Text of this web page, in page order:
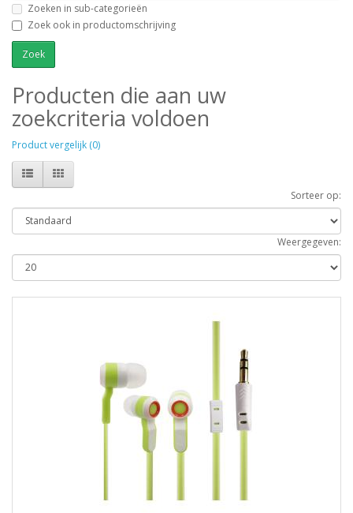
Zoeken in sub-categorieën
Zoek ook in productomschrijving
Producten die aan uw
zoekcriteria voldoen
Product vergelijk (0)
Sorteer op:
Weergegeven: